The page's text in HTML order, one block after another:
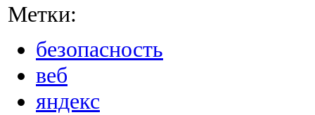
Метки:
безопасность
веб
яндекс